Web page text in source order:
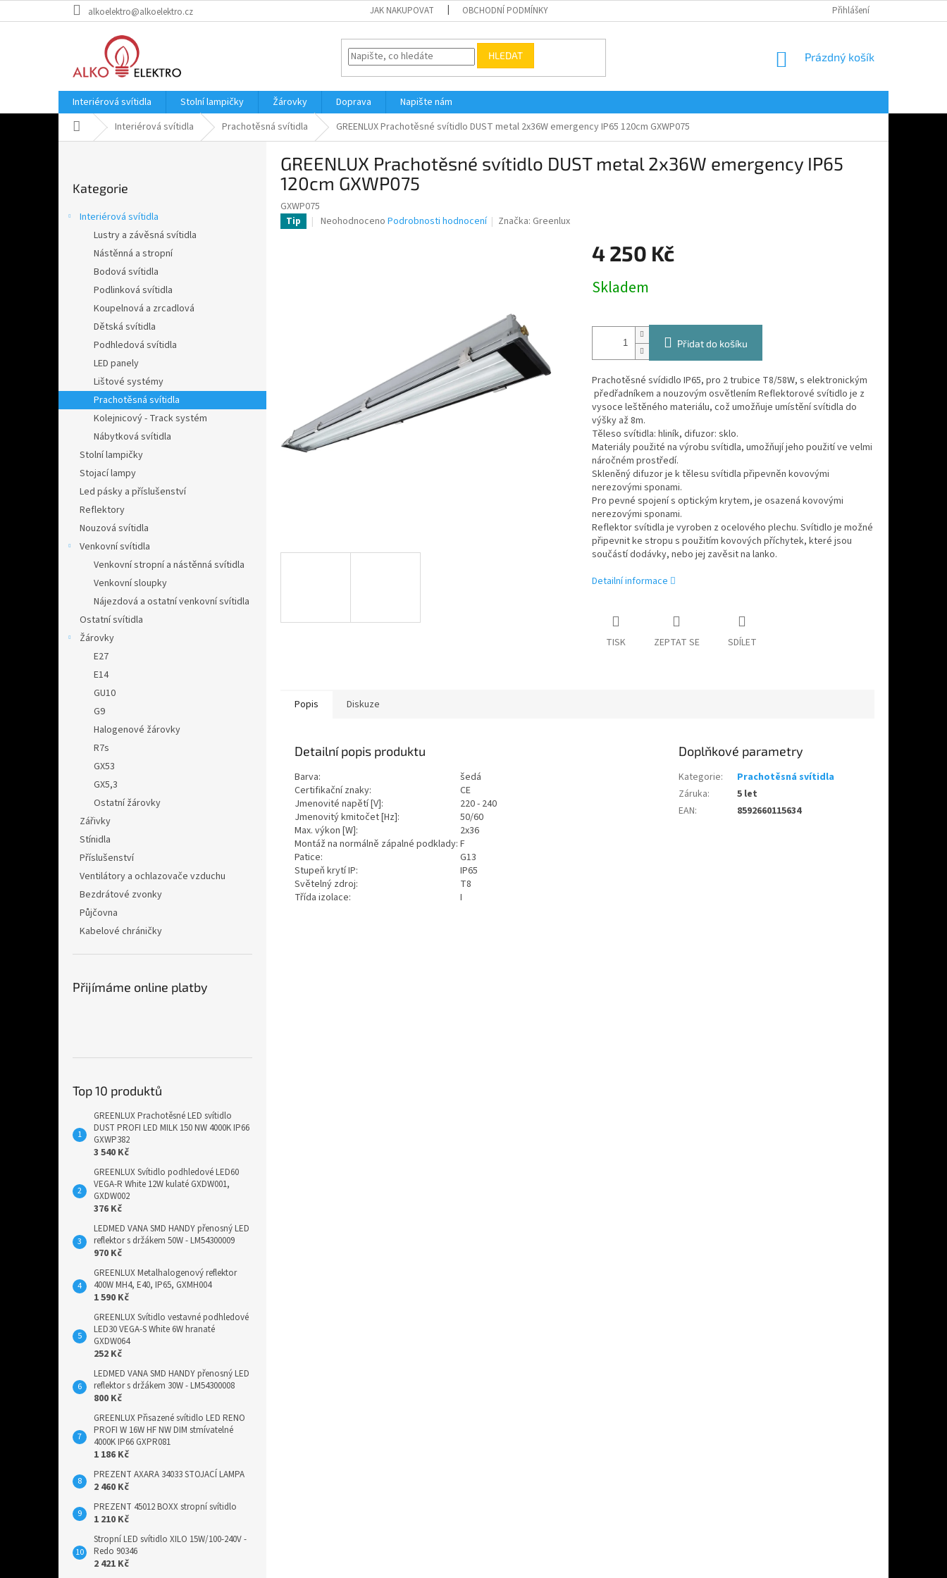
na
alkoelektro@alkoelektro.cz JAK NAKUPOVAT OBCHODNÍ PODMÍNKY Přihlášení
HLEDAT
NÁKUPNÍ
Prázdný košík
Interiérová svítidla Stolní lampičky Žárovky Doprava
Napište nám
Domů Interiérová svítidla Prachotěsná svítidla GREENLUX Prachotěsné svítidlo DUST metal 2x36W emergency IP65 120cm GXWP075
kategorie
Kategorie
Interiérová svítidla
Lustry a závěsná svítidla
Nástěnná a stropní
Bodová svítidla
Podlinková svítidla
Koupelnová a zrcadlová
Dětská svítidla
Podhledová svítidla
LED panely
Lištové systémy
Prachotěsná svítidla
Kolejnicový - Track systém
Nábytková svítidla
Stolní lampičky
Stojací lampy
Led pásky a příslušenství
Reflektory
Nouzová svítidla
Venkovní svítidla
Venkovní stropní a nástěnná svítidla
Venkovní sloupky
Nájezdová a ostatní venkovní svítidla
Ostatní svítidla
Žárovky
E27
E14
GU10
G9
Halogenové žárovky
R7s
GX53
GX5,3
Ostatní žárovky
Zářivky
Stínidla
Příslušenství
Ventilátory a ochlazovače vzduchu
Bezdrátové zvonky
Půjčovna
Kabelové chráničky
Přijímáme online platby
Top 10 produktů
GREENLUX Prachotěsné LED svítidlo
DUST PROFI LED MILK 150 NW 4000K IP66
GXWP382
3 540 Kč
GREENLUX Svítidlo podhledové LED60
VEGA-R White 12W kulaté GXDW001,
GXDW002
376 Kč
LEDMED VANA SMD HANDY přenosný LED
reflektor s držákem 50W - LM54300009
970 Kč
GREENLUX Metalhalogenový reflektor
400W MH4, E40, IP65, GXMH004
1 590 Kč
GREENLUX Svítidlo vestavné podhledové
LED30 VEGA-S White 6W hranaté
GXDW064
252 Kč
LEDMED VANA SMD HANDY přenosný LED
reflektor s držákem 30W - LM54300008
800 Kč
GREENLUX Přisazené svítidlo LED RENO
PROFI W 16W HF NW DIM stmívatelné
4000K IP66 GXPR081
1 186 Kč
PREZENT AXARA 34033 STOJACÍ LAMPA
2 460 Kč
PREZENT 45012 BOXX stropní svítidlo
1 210 Kč
Stropní LED svítidlo XILO 15W/100-240V -
Redo 90346
2 421 Kč
GREENLUX Prachotěsné svítidlo DUST metal 2x36W emergency IP65
120cm GXWP075
GXWP075
Tip
Průměrné
Neohodnoceno Podrobnosti hodnocení Značka: Greenlux
4 250 Kč
cena:
Skladem
Přidat do košíku
Prachotěsné svídidlo IP65, pro 2 trubice T8/58W, s elektronickým
předřadníkem a nouzovým osvětlením Reflektorové svítidlo je z
vysoce leštěného materiálu, což umožňuje umístění svítidla do
výšky až 8m.
Těleso svítidla: hliník, difuzor: sklo.
Materiály použité na výrobu svítidla, umožňují jeho použití ve velmi
náročném prostředí.
Skleněný difuzor je k tělesu svítidla připevněn kovovými
nerezovými sponami.
Pro pevné spojení s optickým krytem, je osazená kovovými
nerezovými sponami.
Reflektor svítidla je vyroben z ocelového plechu. Svítidlo je možné
připevnit ke stropu s použitím kovových příchytek, které jsou
součástí dodávky, nebo jej zavěsit na lanko.
Detailní informace
TISK ZEPTAT SE SDÍLET
Popis Diskuze
Detailní popis produktu
Barva:
šedá
Certifikační znaky:
CE
Jmenovité napětí [V]:
220 - 240
Jmenovitý kmitočet [Hz]:
50/60
Max. výkon [W]:
2x36
Montáž na normálně zápalné podklady: F
Patice:
G13
Stupeň krytí IP:
IP65
Světelný zdroj:
T8
Třída izolace:
I
Doplňkové parametry
Kategorie:
Prachotěsná svítidla
Záruka:
5 let
EAN: 8592660115634